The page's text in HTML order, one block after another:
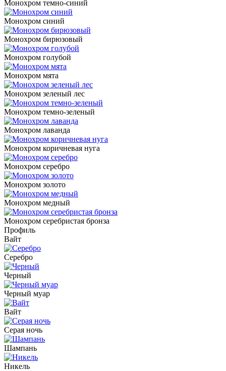
Монохром темно-синий
Монохром синий
Монохром бирюзовый
Монохром голубой
Монохром мята
Монохром зеленый лес
Монохром темно-зеленый
Монохром лаванда
Монохром коричневая нуга
Монохром серебро
Монохром золото
Монохром медный
Монохром серебристая бронза
Профиль
Вайт
Серебро
Черный
Черный муар
Вайт
Серая ночь
Шампань
Никель